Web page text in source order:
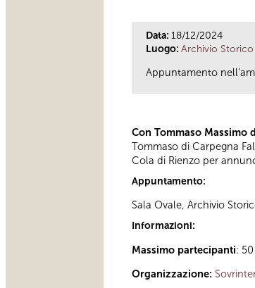
Data: 18/12/2024
Luogo: Archivio
Appuntamento
Con Tommaso Massimo
Tommaso di Carpegna
Cola di Rienzo per
Appuntamento:
Sala Ovale, Archivio
Informazioni:
Massimo partecipanti:
Organizzazione: